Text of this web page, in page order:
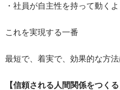
・社員が自主性を持って動く
これを実現する一番
最短で、着実で、効果的な方
【信頼される人間関係をつくる